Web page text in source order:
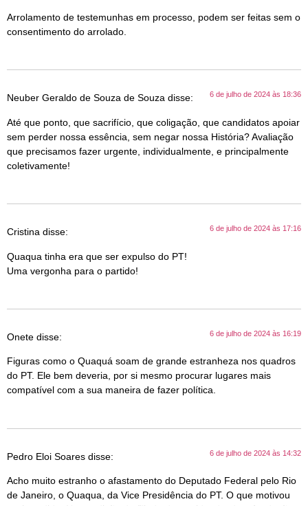
Arrolamento de testemunhas em processo, podem ser feitas sem o
consentimento do arrolado.
Neuber Geraldo de Souza de Souza disse: 6 de julho de 2024 às 18:36
Até que ponto, que sacrifício, que coligação, que candidatos apoiar
sem perder nossa essência, sem negar nossa História? Avaliação
que precisamos fazer urgente, individualmente, e principalmente
coletivamente!
Cristina disse: 6 de julho de 2024 às 17:16
Quaqua tinha era que ser expulso do PT!
Uma vergonha para o partido!
Onete disse: 6 de julho de 2024 às 16:19
Figuras como o Quaquá soam de grande estranheza nos quadros
do PT. Ele bem deveria, por si mesmo procurar lugares mais
compatível com a sua maneira de fazer política.
Pedro Eloi Soares disse: 6 de julho de 2024 às 14:32
Acho muito estranho o afastamento do Deputado Federal pelo Rio
de Janeiro, o Quaqua, da Vice Presidência do PT. O que motivou